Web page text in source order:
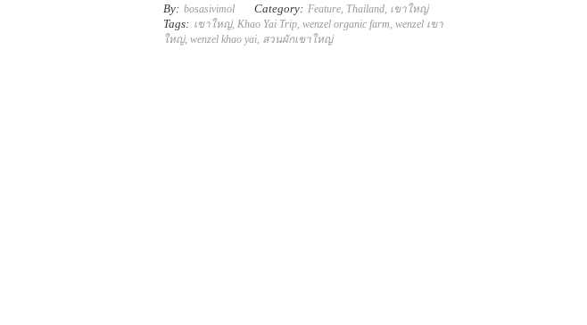
By: bosasivimol Category: Feature Thailand เขาใหญ่
Tags: เขาใหญ่, Khao Yai Trip wenzel organic farm wenzel เขา
ใหญ่, wenzel khao yai สวนผักเขาใหญ่